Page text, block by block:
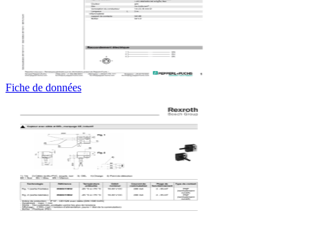
Fiche de données